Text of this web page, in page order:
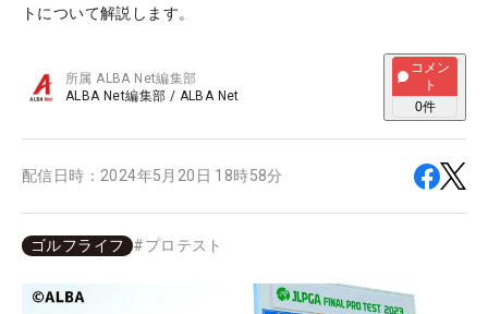
トについて解説します。
所属ALBA Net編集部
ALBA Net編集部 / ALBA Net
コメン
ト
0件
配信日時： 2024年5月20日 18時58分
ゴルフライフ #プロテスト